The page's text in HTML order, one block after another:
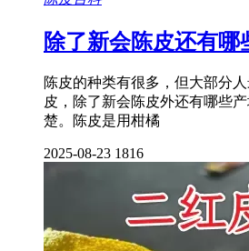
除了新会陈皮还有哪
陈皮的种类有很多，但大部分
皮，除了新会陈皮外还有哪些
楚。陈皮是用柑橘
2025-08-23 1816